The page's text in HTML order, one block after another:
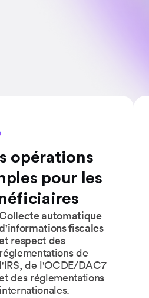
opérations
pour les
automatique
fiscales
respect des
réglementations de
l'IRS, de l'OCDE/DAC7
des réglementations
internationales.